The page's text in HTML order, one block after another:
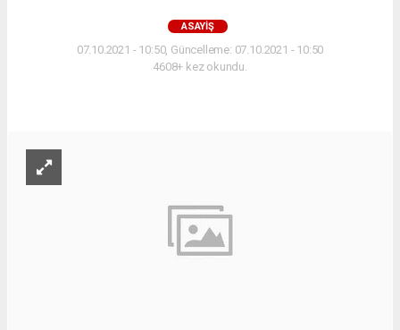
ASAYIŞ
07.10.2021 - 10:50, Güncelleme: 07.10.2021 - 10:50
4608+ kez okundu.